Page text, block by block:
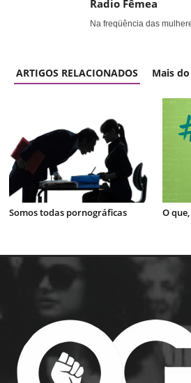
Radio Fêmea
Na freqüência das
ARTIGOS RELACIONADOS Mais
Somos todas pornográficas O